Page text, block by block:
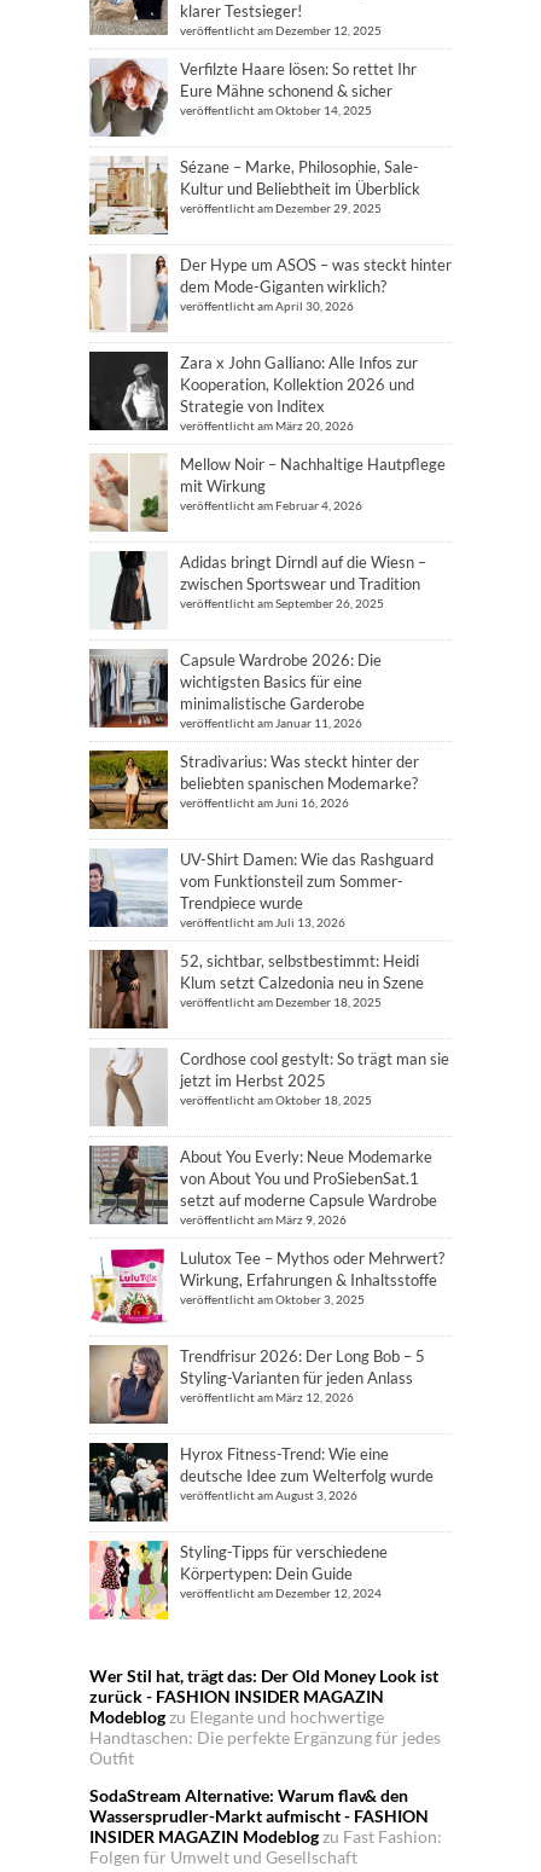
klarer Testsieger!
veröffentlicht am Dezember 12, 2025
Verfilzte Haare lösen: So rettet Ihr
Eure Mähne schonend & sicher
veröffentlicht am Oktober 14, 2025
Sézane – Marke, Philosophie, Sale-
Kultur und Beliebtheit im Überblick
veröffentlicht am Dezember 29, 2025
Der Hype um ASOS – was steckt hinter
dem Mode-Giganten wirklich?
veröffentlicht am April 30, 2026
Zara x John Galliano: Alle Infos zur
Kooperation, Kollektion 2026 und
Strategie von Inditex
veröffentlicht am März 20, 2026
Mellow Noir – Nachhaltige Hautpflege
mit Wirkung
veröffentlicht am Februar 4, 2026
Adidas bringt Dirndl auf die Wiesn –
zwischen Sportswear und Tradition
veröffentlicht am September 26, 2025
Capsule Wardrobe 2026: Die
wichtigsten Basics für eine
minimalistische Garderobe
veröffentlicht am Januar 11, 2026
Stradivarius: Was steckt hinter der
beliebten spanischen Modemarke?
veröffentlicht am Juni 16, 2026
UV-Shirt Damen: Wie das Rashguard
vom Funktionsteil zum Sommer-
Trendpiece wurde
veröffentlicht am Juli 13, 2026
52, sichtbar, selbstbestimmt: Heidi
Klum setzt Calzedonia neu in Szene
veröffentlicht am Dezember 18, 2025
Cordhose cool gestylt: So trägt man sie
jetzt im Herbst 2025
veröffentlicht am Oktober 18, 2025
About You Everly: Neue Modemarke
von About You und ProSiebenSat.1
setzt auf moderne Capsule Wardrobe
veröffentlicht am März 9, 2026
Lulutox Tee – Mythos oder Mehrwert?
Wirkung, Erfahrungen & Inhaltsstoffe
veröffentlicht am Oktober 3, 2025
Trendfrisur 2026: Der Long Bob – 5
Styling-Varianten für jeden Anlass
veröffentlicht am März 12, 2026
Hyrox Fitness-Trend: Wie eine
deutsche Idee zum Welterfolg wurde
veröffentlicht am August 3, 2026
Styling-Tipps für verschiedene
Körpertypen: Dein Guide
veröffentlicht am Dezember 12, 2024
Wer Stil hat, trägt das: Der Old Money Look ist
zurück - FASHION INSIDER MAGAZIN
Modeblogzu Elegante und hochwertige
Handtaschen: Die perfekte Ergänzung für jedes
Outfit
SodaStream Alternative: Warum flav& den
Wassersprudler-Markt aufmischt - FASHION
INSIDER MAGAZIN Modeblogzu Fast Fashion:
Folgen für Umwelt und Gesellschaft